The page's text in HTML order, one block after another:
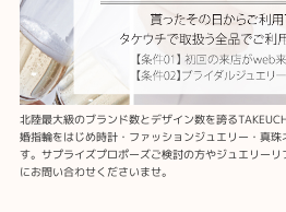
北陸最大級のブランド数とデザイン数を誇る
婚指輪をはじめ時計・ファッションジュエリー・真
す。サプライズプロポーズご検討の方やジュエリー
にお問い合わせくださいませ。